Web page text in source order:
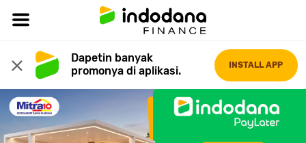
Dapetin banyak
promonya di aplikasi.
INSTALL APP